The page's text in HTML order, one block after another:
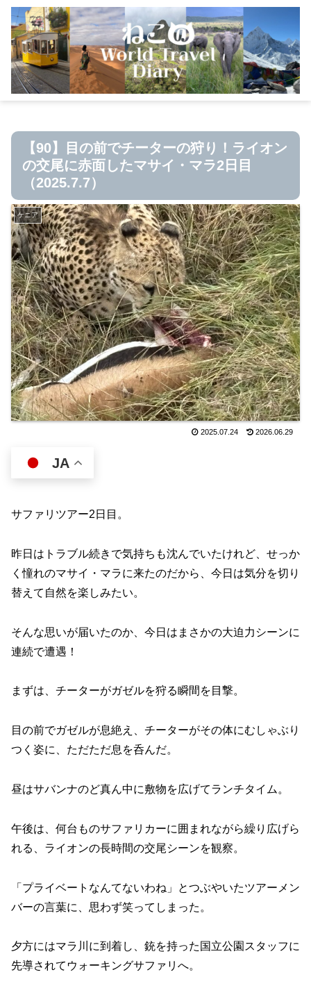
【90】目の前でチーターの狩り！ライオン
の交尾に赤面したマサイ・マラ2日目
（2025.7.7）
ケニア
2025.07.24 2026.06.29
JA
サファリツアー2日目。
昨日はトラブル続きで気持ちも沈んでいたけれど、せっか
く憧れのマサイ・マラに来たのだから、今日は気分を切り
替えて自然を楽しみたい。
そんな思いが届いたのか、今日はまさかの大迫力シーンに
連続で遭遇！
まずは、チーターがガゼルを狩る瞬間を目撃。
目の前でガゼルが息絶え、チーターがその体にむしゃぶり
つく姿に、ただただ息を呑んだ。
昼はサバンナのど真ん中に敷物を広げてランチタイム。
午後は、何台ものサファリカーに囲まれながら繰り広げら
れる、ライオンの長時間の交尾シーンを観察。
「プライベートなんてないわね」とつぶやいたツアーメン
バーの言葉に、思わず笑ってしまった。
夕方にはマラ川に到着し、銃を持った国立公園スタッフに
先導されてウォーキングサファリへ。